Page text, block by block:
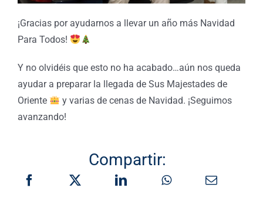
¡Gracias por ayudarnos a llevar un año más Navidad
Para Todos!
Y no olvidéis que esto no ha acabado…aún nos queda
ayudar a preparar la llegada de Sus Majestades de
Oriente
y varias de cenas de Navidad. ¡Seguimos
avanzando!
Compartir: